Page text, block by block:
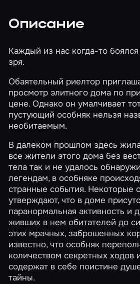
Описание
Каждый из нас когда-то
зря.
Обаятельный риелтор
просмотр элитного дома по
цене. Однако он умалчивает
пустующий особняк нельзя
необитаемым.
В далеком прошлом здесь
все жители этого дома без
тела так и не удалось
легендам, в особняке
странные события. Некоторые
утверждают, что в доме
паранормальная активность и
живших в нем обитателей до
этих мрачных, заброшенных
известно, что особняк
количеством секретных ходов
содержат в себе поистине
тайны.